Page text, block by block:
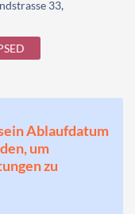
33,
Ablaufdatum
um
zu